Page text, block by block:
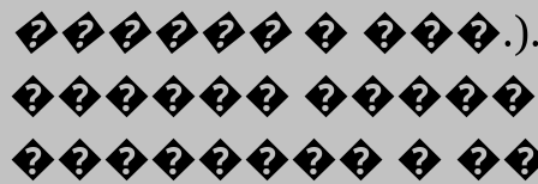
�������
������
�������� �